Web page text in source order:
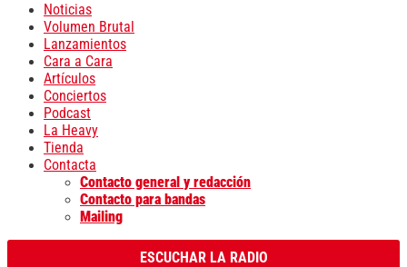
Noticias
Volumen Brutal
Lanzamientos
Cara a Cara
Artículos
Conciertos
Podcast
La Heavy
Tienda
Contacta
Contacto general y redacción
Contacto para bandas
Mailing
ESCUCHAR LA RADIO